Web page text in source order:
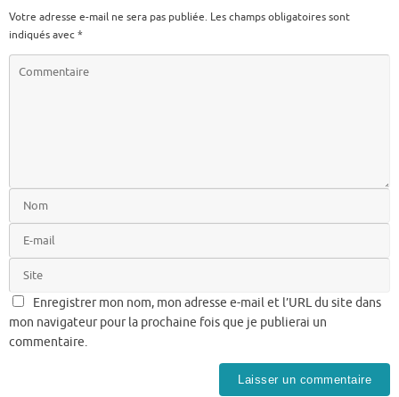
Votre adresse e-mail ne sera pas publiée. Les champs obligatoires sont
indiqués avec*
Enregistrer mon nom, mon adresse e-mail et l’URL du site dans
mon navigateur pour la prochaine fois que je publierai un
commentaire.